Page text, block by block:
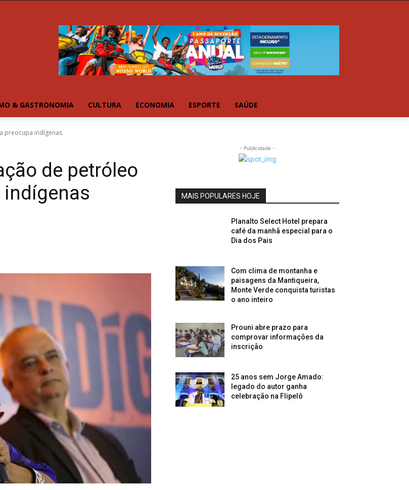
& GASTRONOMIA CULTURA ECONOMIA ESPORTE SAÚDE
preocupa indígenas
de petróleo
- Publicidade -
MAIS POPULARES HOJE
Planalto Select Hotel prepara
café da manhã especial para o
Dia dos Pais
Com clima de montanha e
paisagens da Mantiqueira,
Monte Verde conquista turistas
o ano inteiro
Prouni abre prazo para
comprovar informações da
inscrição
25 anos sem Jorge Amado:
legado do autor ganha
celebração na Flipelô